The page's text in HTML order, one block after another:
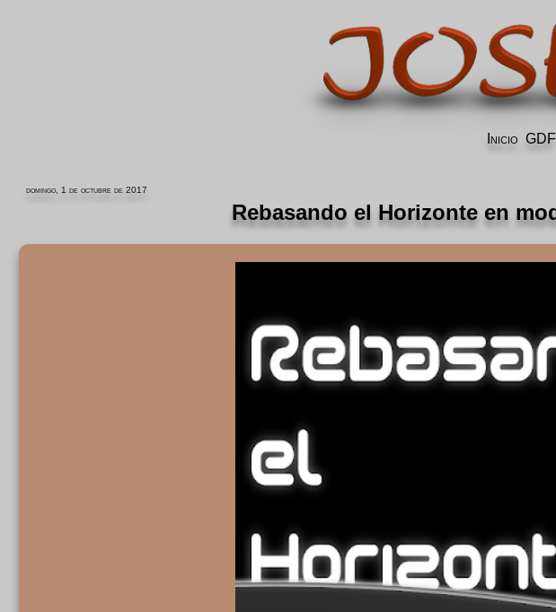
Inicio
domingo, 1 de octubre de 2017
Rebasando el Horizonte en